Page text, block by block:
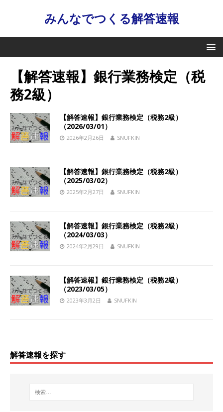
みんなでつくる解答速報
【解答速報】銀行業務検定（税
務2級）
【解答速報】銀行業務検定（税務2級）
（2026/03/01）
2026年2月26日 SNUFKIN
【解答速報】銀行業務検定（税務2級）
（2025/03/02）
2025年2月27日 SNUFKIN
【解答速報】銀行業務検定（税務2級）
（2024/03/03）
2024年2月29日 SNUFKIN
【解答速報】銀行業務検定（税務2級）
（2023/03/05）
2023年3月2日 SNUFKIN
解答速報を探す